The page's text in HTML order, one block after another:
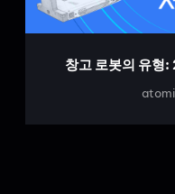
창고 로봇의 유형